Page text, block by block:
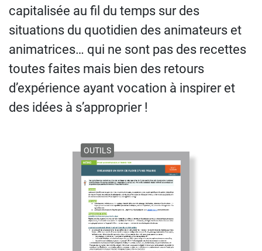
capitalisée au fil du temps sur des
situations du quotidien des animateurs et
animatrices… qui ne sont pas des recettes
toutes faites mais bien des retours
d’expérience ayant vocation à inspirer et
des idées à s’approprier !
OUTILS